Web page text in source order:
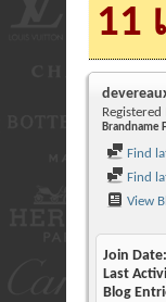
11
Brandname
Find
Find
View
Join Date
Last
Blog